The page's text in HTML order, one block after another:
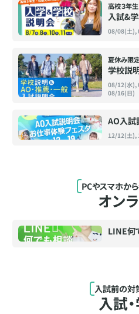
高校３年
入試&
08/08(土),
夏休み限定
学校説
08/12(水),
08/16(日)
AO入試
12/12(土),
PCやスマホか
オン
LINE何
入試前の対
入試